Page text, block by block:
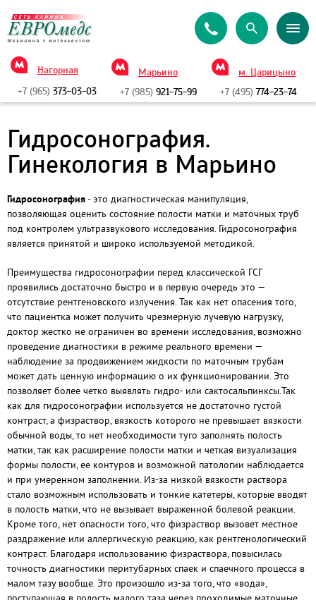
Нагорная
+7 (965) 373-03-03
Марьино
+7 (985)921-75-99
м. Царицыно
+7 (495) 774-23-74
Гидросонография.
Гинекология в Марьино
Гидросонография- это диагностическая манипуляция,
позволяющая оценить состояние полости матки и маточных труб
под контролем ультразвукового исследования. Гидросонография
является принятой и широко используемой методикой.
Преимущества гидросонографии перед классической ГСГ
проявились достаточно быстро и в первую очередь это —
отсутствие рентгеновского излучения. Так как нет опасения того,
что пациентка может получить чрезмерную лучевую нагрузку,
доктор жестко не ограничен во времени исследования, возможно
проведение диагностики в режиме реального времени —
наблюдение за продвижением жидкости по маточным трубам
может дать ценную информацию о их функционировании. Это
позволяет более четко выявлять гидро- или сактосальпинксы.Так
как для гидросонографии используется не достаточно густой
контраст, а физраствор, вязкость которого не превышает вязкости
обычной воды, то нет необходимости туго заполнять полость
матки, так как расширение полости матки и четкая визуализация
формы полости, ее контуров и возможной патологии наблюдается
и при умеренном заполнении. Из-за низкой вязкости раствора
стало возможным использовать и тонкие катетеры, которые вводят
в полость матки, что не вызывает выраженной болевой реакции.
Кроме того, нет опасности того, что физраствор вызовет местное
раздражение или аллергическую реакцию, как рентгенологический
контраст. Благодаря использованию физраствора, повысилась
точность диагностики перитубарных спаек и спаечного процесса в
малом тазу вообще. Это произошло из-за того, что «вода»,